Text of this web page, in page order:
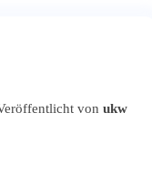
vonukw